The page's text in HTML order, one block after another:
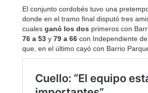
El conjunto cordobés tuvo una
donde en el tramo final disputó tres
cuales ganó los dos primeros con
76 a 53 y 79 a 66 con Independiente
que, en el último cayó con Barrio